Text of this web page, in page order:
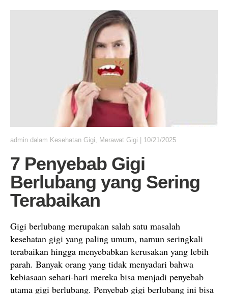
admin dalam Kesehatan Gigi Merawat Gigi | 10/21/2025
7 Penyebab Gigi
Berlubang yang Sering
Terabaikan
Gigi berlubang merupakan salah satu masalah
kesehatan gigi yang paling umum, namun seringkali
terabaikan hingga menyebabkan kerusakan yang lebih
parah. Banyak orang yang tidak menyadari bahwa
kebiasaan sehari-hari mereka bisa menjadi penyebab
utama gigi berlubang. Penyebab gigi berlubang ini bisa